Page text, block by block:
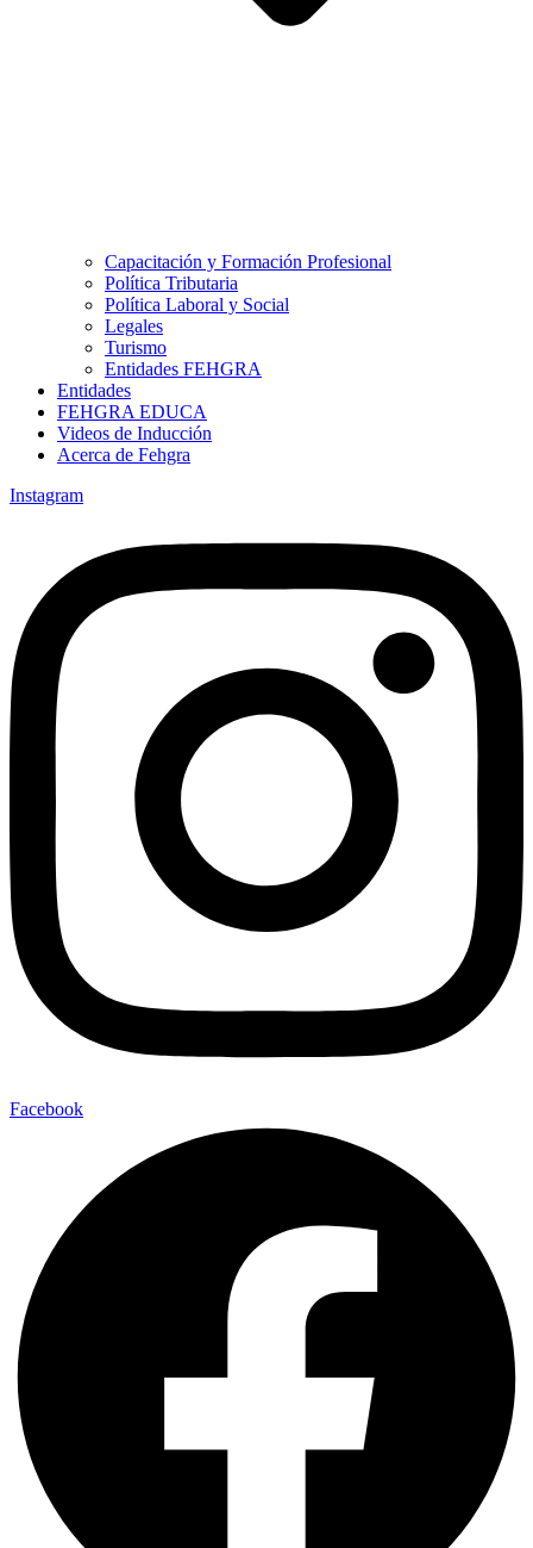
Capacitación y Formación Profesional
Política Tributaria
Política Laboral y Social
Legales
Turismo
Entidades FEHGRA
Entidades
FEHGRA EDUCA
Videos de Inducción
Acerca de Fehgra
Instagram
Facebook